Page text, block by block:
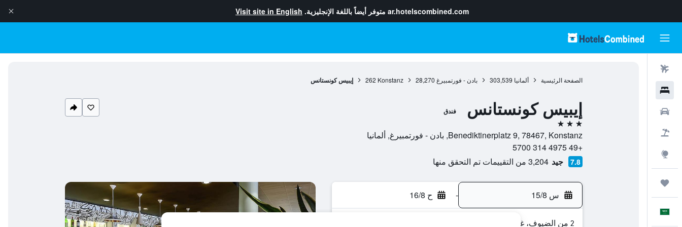
ar.hotelscombined.com متوفر أيضاً باللغة الإنجليزية. Visit site in English
الصفحة الرئيسية ألمانيا 303,539 بادن - فورتمبيرغ 28,270
Konstanz
262 إيبيس كونستانس
إيبيس كونستانس فندق
3 نجوم
Benediktinerplatz 9, 78467, Konstanz, بادن - فورتمبيرغ, ألمانيا
+49 4975 314 5700
7.8 جيد 3,204 من التقييمات تم التحقق منها
س 15/8 - ح 16/8
2 من الضيوف، غرفة واحدة